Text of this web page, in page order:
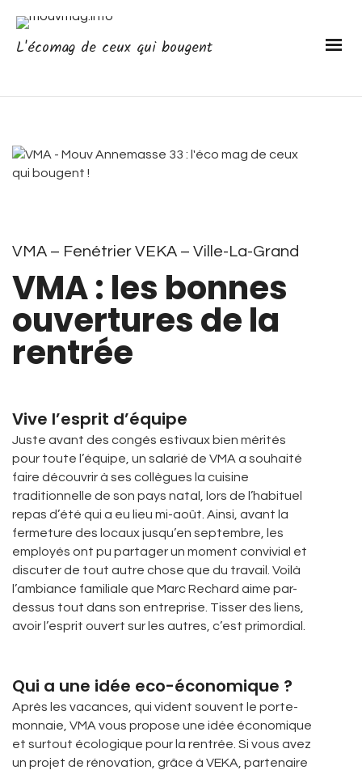
L'écomag de ceux qui bougent
VMA – Fenétrier VEKA – Ville-La-Grand
VMA : les bonnes
ouvertures de la
rentrée
Vive l’esprit d’équipe
Juste avant des congés estivaux bien mérités
pour toute l’équipe, un salarié de VMA a souhaité
faire découvrir à ses collègues la cuisine
traditionnelle de son pays natal, lors de l’habituel
repas d’été qui a eu lieu mi-août. Ainsi, avant la
fermeture des locaux jusqu’en septembre, les
employés ont pu partager un moment convivial et
discuter de tout autre chose que du travail. Voilà
l’ambiance familiale que Marc Rechard aime par-
dessus tout dans son entreprise. Tisser des liens,
avoir l’esprit ouvert sur les autres, c’est primordial.
Qui a une idée eco-économique ?
Après les vacances, qui vident souvent le porte-
monnaie, VMA vous propose une idée économique
et surtout écologique pour la rentrée. Si vous avez
un projet de rénovation, grâce à VEKA, partenaire